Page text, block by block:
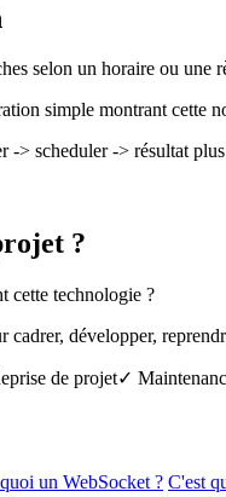
selon un horaire ou une
simple montrant cette
-> scheduler -> résultat
?
cette technologie ?
cadrer, développer,
de projet✓
un WebSocket ? C'est